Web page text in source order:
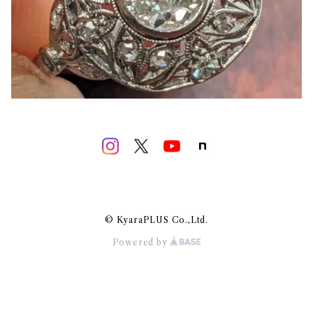
© KyaraPLUS Co.,Ltd.
Powered by